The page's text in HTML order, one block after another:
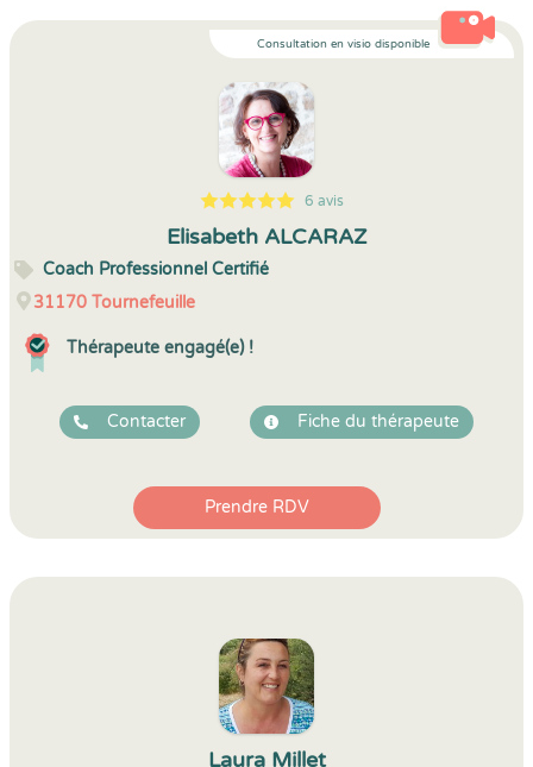
Consultation en visio disponible
5
1
5
6 6 avis
Elisabeth ALCARAZ
Coach Professionnel Certifié
31170 Tournefeuille
Thérapeute engagé(e) !
Contacter Fiche du thérapeute
Prendre RDV
Laura Millet